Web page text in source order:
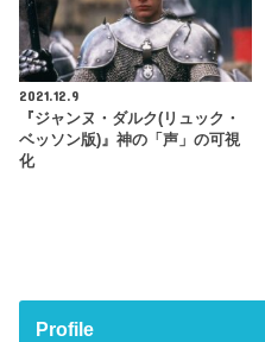
2021.12.9
『ジャンヌ・ダルク(リュック・
ベッソン版)』神の「声」の可視
化
Profile